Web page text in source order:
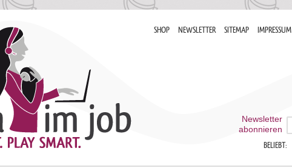
SHOP NEWSLETTER SITEMAP IMPRESSUM
Newsletter
abonnieren
BELIEBT: